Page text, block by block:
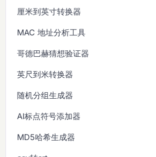
厘米到英寸转换器
MAC 地址分析工具
哥德巴赫猜想验证器
英尺到米转换器
随机分组生成器
AI标点符号添加器
MD5哈希生成器